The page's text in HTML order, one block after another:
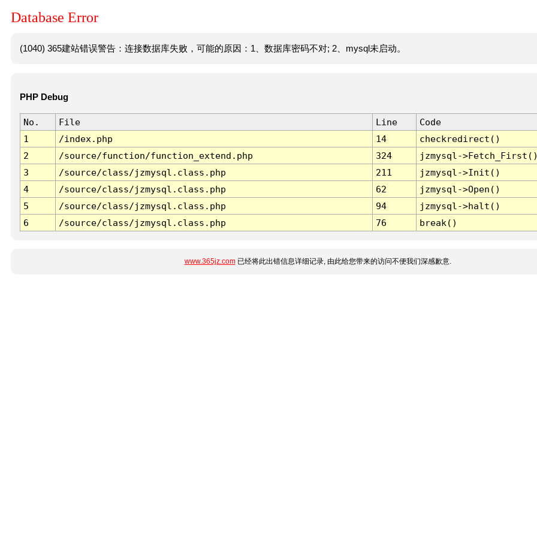
Database Error
(1040) 365建站错误警告：连接数据库失败，可能的原因：1、数据库密码不对; 2、mysql未启动。
PHP Debug
No. File Line
Code
1
/index.php 14
checkredirect()
2
/source/function/function_extend.php 324
jzmysql-
3
/source/class/jzmysql.class.php 211
jzmysql->Init()
4
/source/class/jzmysql.class.php 62
jzmysql->Open()
5
/source/class/jzmysql.class.php 94
jzmysql->halt()
6
/source/class/jzmysql.class.php 76 break()
www.365jz.com已经将此出错信息详细记录, 由此给您带来的访问不便我们深感歉意.